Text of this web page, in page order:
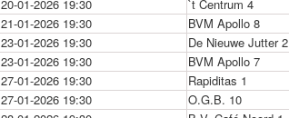
20-01-2026 19:30 `t Centrum 4
21-01-2026 19:30 BVM Apollo 8
23-01-2026 19:30 De Nieuwe Jutter 2
23-01-2026 19:30 BVM Apollo 7
27-01-2026 19:30 Rapiditas 1
27-01-2026 19:30 O.G.B. 10